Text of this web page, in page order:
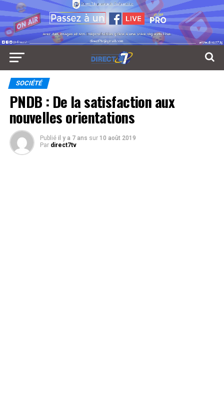
SOCIÉTÉ
PNDB : De la satisfaction aux
nouvelles orientations
Publié il y a 7 ans sur 10 août 2019
Par direct7tv